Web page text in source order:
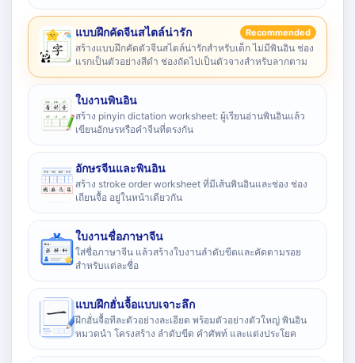
แบบฝึกคัดจีนสไตล์น่ารัก Recommended
สร้างแบบฝึกคัดตัวจีนสไตล์น่ารักสำหรับเด็ก ไม่มีพินอิน ช่อง
แรกเป็นตัวอย่างสีดำ ช่องถัดไปเป็นตัวจางสำหรับลากตาม
ใบงานพินอิน
สร้าง pinyin dictation worksheet: ผู้เรียนอ่านพินอินแล้ว
เขียนอักษรหรือคำจีนที่ตรงกัน
อักษรจีนและพินอิน
สร้าง stroke order worksheet ที่มีเส้นพินอินและช่อง ช่อง
เถียนจื้อ อยู่ในหน้าเดียวกัน
ใบงานชื่อภาษาจีน
ใส่ชื่อภาษาจีน แล้วสร้างใบงานลำดับขีดและคัดตามรอย
สำหรับแต่ละชื่อ
แบบฝึกฮั่นจื้อแบบเจาะลึก
ฝึกฮั่นจื้อทีละตัวอย่างละเอียด พร้อมตัวอย่างตัวใหญ่ พินอิน
หมวดนำ โครงสร้าง ลำดับขีด คำศัพท์ และแต่งประโยค